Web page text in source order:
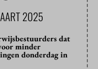
2025
dat
minder
donderdag in